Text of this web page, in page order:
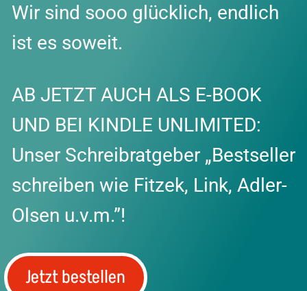
Wir sind sooo glücklich, endlich
ist es soweit.
AB JETZT AUCH ALS E-BOOK
UND BEI KINDLE UNLIMITED:
Unser Schreibratgeber „Bestseller
schreiben wie Fitzek, Link, Adler-
Olsen u.v.m.”!
Jetzt bestellen